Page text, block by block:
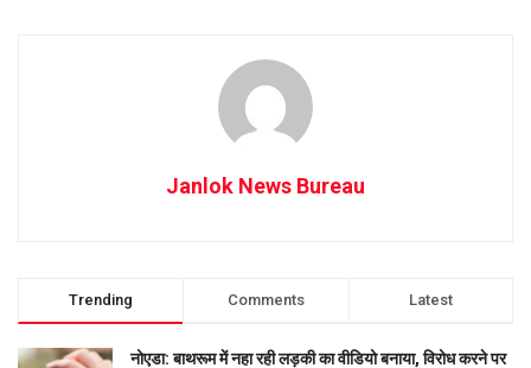
Janlok News Bureau
Trending Comments Latest
नोएडा: बाथरूम में नहा रही लड़की का वीडियो बनाया, विरोध करने पर